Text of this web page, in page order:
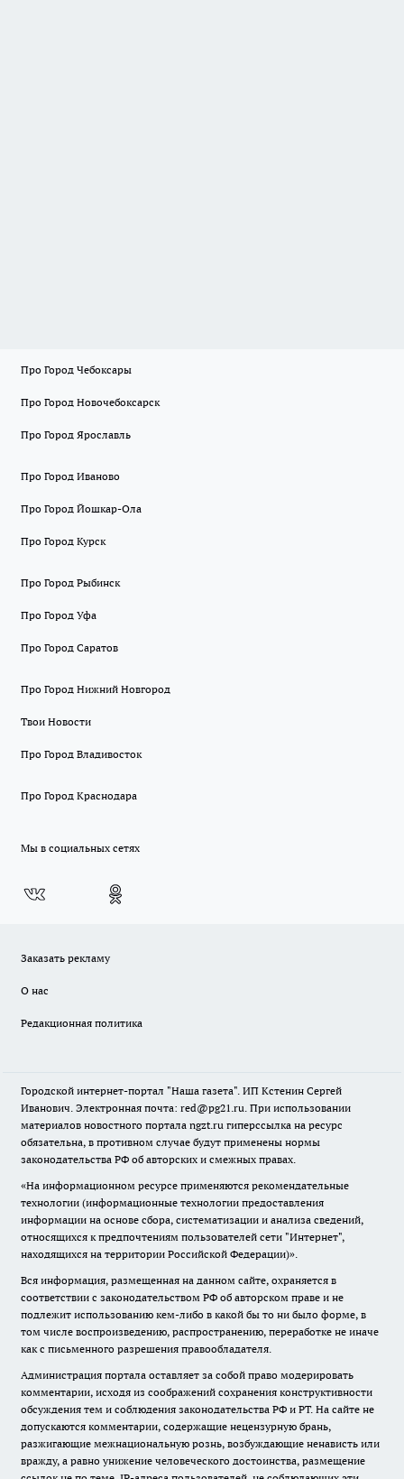
Про Город Чебоксары
Про Город Новочебоксарск
Про Город Ярославль
Про Город Иваново
Про Город Йошкар-Ола
Про Город Курск
Про Город Рыбинск
Про Город Уфа
Про Город Саратов
Про Город Нижний Новгород
Твои Новости
Про Город Владивосток
Про Город Краснодара
Мы в социальных сетях
Заказать рекламу
О нас
Редакционная политика
Городской интернет-портал "Наша газета". ИП Кстенин Сергей
Иванович. Электронная почта: red@pg21.ru. При использовании
материалов новостного портала ngzt.ru гиперссылка на ресурс
обязательна, в противном случае будут применены нормы
законодательства РФ об авторских и смежных правах.
«На информационном ресурсе применяются рекомендательные
технологии (информационные технологии предоставления
информации на основе сбора, систематизации и анализа сведений,
относящихся к предпочтениям пользователей сети "Интернет",
находящихся на территории Российской Федерации)».
Вся информация, размещенная на данном сайте, охраняется в
соответствии с законодательством РФ об авторском праве и не
подлежит использованию кем-либо в какой бы то ни было форме, в
том числе воспроизведению, распространению, переработке не иначе
как с письменного разрешения правообладателя.
Администрация портала оставляет за собой право модерировать
комментарии, исходя из соображений сохранения конструктивности
обсуждения тем и соблюдения законодательства РФ и РТ. На сайте не
допускаются комментарии, содержащие нецензурную брань,
разжигающие межнациональную рознь, возбуждающие ненависть или
вражду, а равно унижение человеческого достоинства, размещение